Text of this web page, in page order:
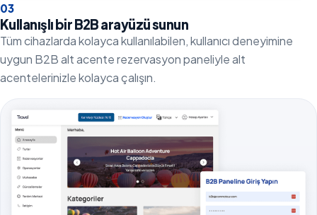
03
Kullanışlı bir B2B arayüzü sunun
Tüm cihazlarda kolayca kullanılabilen, kullanıcı deneyimine
uygun B2B alt acente rezervasyon paneliyle alt
acentelerinizle kolayca çalışın.